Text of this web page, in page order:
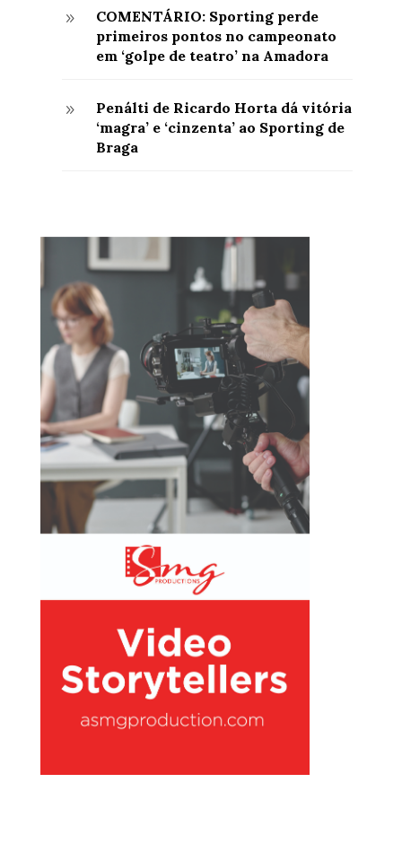
9
COMENTÁRIO: Sporting perde
primeiros pontos no campeonato
em ‘golpe de teatro’ na Amadora
9
Penálti de Ricardo Horta dá vitória
‘magra’ e ‘cinzenta’ ao Sporting de
Braga